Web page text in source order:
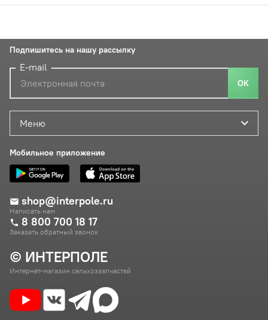
© ИНТЕРПОЛЕ
Интернет-магазин сельхоззапчастей
Меню
Мобильное приложение
shop@interpole.ru
Написать нам
8 800 700 18 17
Заказать обратный звонок
Подпишитесь на нашу рассылку
E-mail
ОК